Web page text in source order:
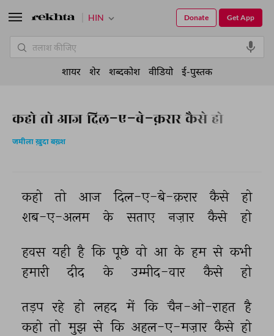
कहो तो आज दिल-ए-बे-क़रार कैसे हो
जमीला ख़ुदा बख़्श
कहो तो आज दिल-ए-बे-क़रार कैसे
हो
शब-ए-अलम
के सताए नज़ार कैसे हो
हवस यही है कि पूछे वो आ के हम से कभी
हमारी
दीद के उम्मीद-वार कैसे हो
तड़प रहे हो लहद में कि चैन-ओ-राहत है
कहो तो मुझ से कि अहल-ए-मज़ार कैसे हो
HIN Get App
Donate
शायर शेर शब्दकोश वीडियो ई-पुस्तक